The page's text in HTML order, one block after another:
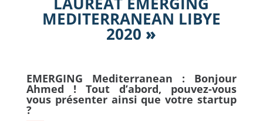
MEDITERRANEAN LIBYE
2020 »
EMERGING Mediterranean : Bonjour
Ahmed ! Tout d’abord, pouvez-vous
vous présenter ainsi que votre startup
?